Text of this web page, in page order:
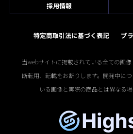
採用情報
特定商取引法に基づく表記 プ
当webサイトに掲載されている全ての画
断転用、転載をお断りします。開発中に
いる画像と実際の商品とは異なる場